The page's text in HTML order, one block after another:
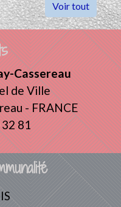
Voir tout
Cassereau
de Ville
- FRANCE
81